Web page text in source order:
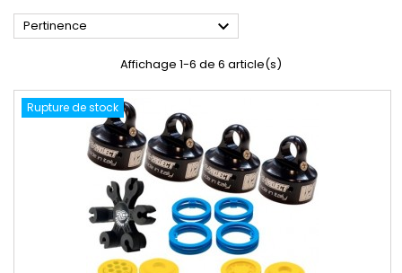
Pertinence 
Affichage 1-6 de 6 article(s)
Rupture de stock